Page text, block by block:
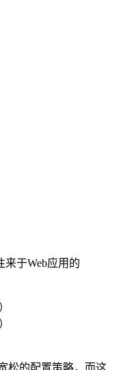
于Web应用的
松的配置策略，而这